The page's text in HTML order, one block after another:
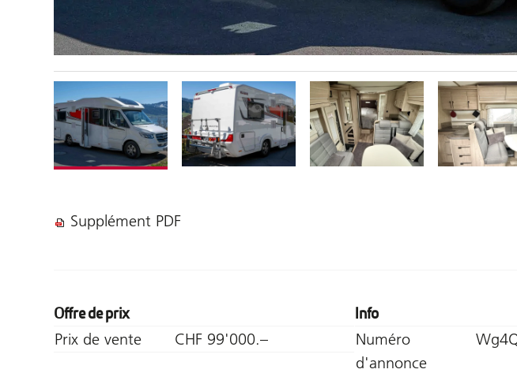
Supplément PDF
Offre de prix
Prix de vente CHF 99'000.–
Info
Numéro
d'annonce